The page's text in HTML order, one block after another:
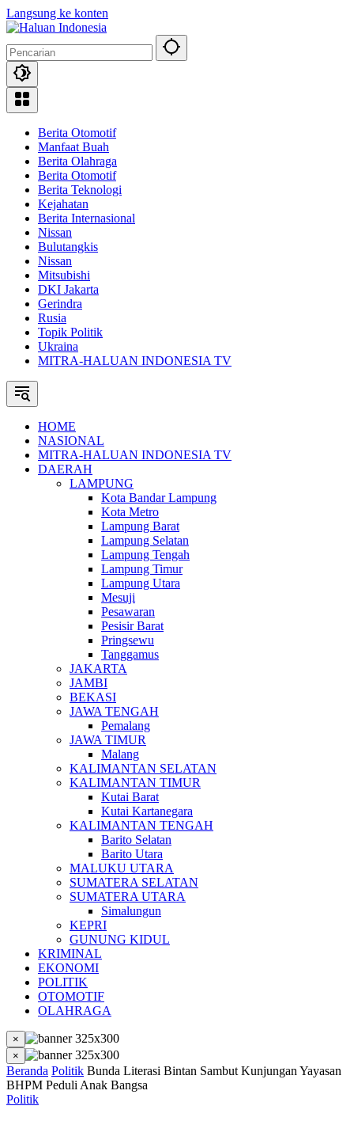
Langsung ke konten
Berita Otomotif
Manfaat Buah
Berita Olahraga
Berita Otomotif
Berita Teknologi
Kejahatan
Berita Internasional
Nissan
Bulutangkis
Nissan
Mitsubishi
DKI Jakarta
Gerindra
Rusia
Topik Politik
Ukraina
MITRA-HALUAN INDONESIA TV
HOME
NASIONAL
MITRA-HALUAN INDONESIA TV
DAERAH
LAMPUNG
Kota Bandar Lampung
Kota Metro
Lampung Barat
Lampung Selatan
Lampung Tengah
Lampung Timur
Lampung Utara
Mesuji
Pesawaran
Pesisir Barat
Pringsewu
Tanggamus
JAKARTA
JAMBI
BEKASI
JAWA TENGAH
Pemalang
JAWA TIMUR
Malang
KALIMANTAN SELATAN
KALIMANTAN TIMUR
Kutai Barat
Kutai Kartanegara
KALIMANTAN TENGAH
Barito Selatan
Barito Utara
MALUKU UTARA
SUMATERA SELATAN
SUMATERA UTARA
Simalungun
KEPRI
GUNUNG KIDUL
KRIMINAL
EKONOMI
POLITIK
OTOMOTIF
OLAHRAGA
×
×
Beranda Politik Bunda Literasi Bintan Sambut Kunjungan Yayasan
BHPM Peduli Anak Bangsa
Politik